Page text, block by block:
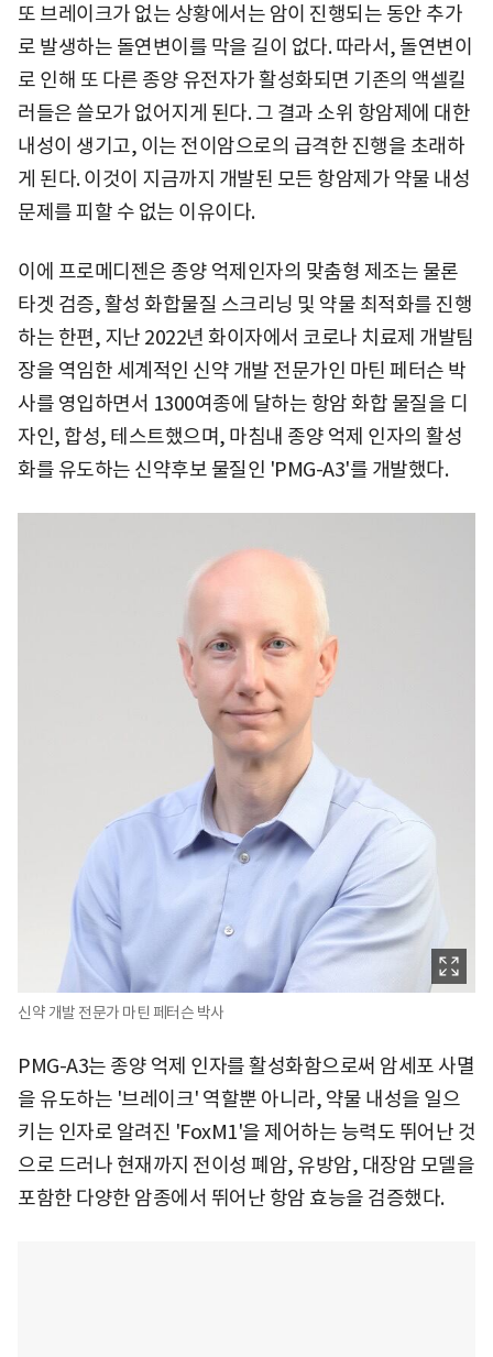
또 브레이크가 없는 상황에서는 암이 진행되는 동안 추가
로 발생하는 돌연변이를 막을 길이 없다. 따라서, 돌연변이
로 인해 또 다른 종양 유전자가 활성화되면 기존의 액셀킬
러들은 쓸모가 없어지게 된다. 그 결과 소위 항암제에 대한
내성이 생기고, 이는 전이암으로의 급격한 진행을 초래하
게 된다. 이것이 지금까지 개발된 모든 항암제가 약물 내성
문제를 피할 수 없는 이유이다.
이에 프로메디젠은 종양 억제인자의 맞춤형 제조는 물론
타겟 검증, 활성 화합물질 스크리닝 및 약물 최적화를 진행
하는 한편, 지난 2022년 화이자에서 코로나 치료제 개발팀
장을 역임한 세계적인 신약 개발 전문가인 마틴 페터슨 박
사를 영입하면서 1300여종에 달하는 항암 화합 물질을 디
자인, 합성, 테스트했으며, 마침내 종양 억제 인자의 활성
화를 유도하는 신약후보 물질인 'PMG-A3'를 개발했다.
신약 개발 전문가 마틴 페터슨 박사
PMG-A3는 종양 억제 인자를 활성화함으로써 암세포 사멸
을 유도하는 '브레이크' 역할뿐 아니라, 약물 내성을 일으
키는 인자로 알려진 'FoxM1'을 제어하는 능력도 뛰어난 것
으로 드러나 현재까지 전이성 폐암, 유방암, 대장암 모델을
포함한 다양한 암종에서 뛰어난 항암 효능을 검증했다.